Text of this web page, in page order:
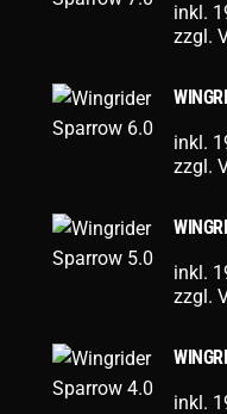
inkl.
zzgl.
inkl.
zzgl.
inkl.
zzgl.
inkl.